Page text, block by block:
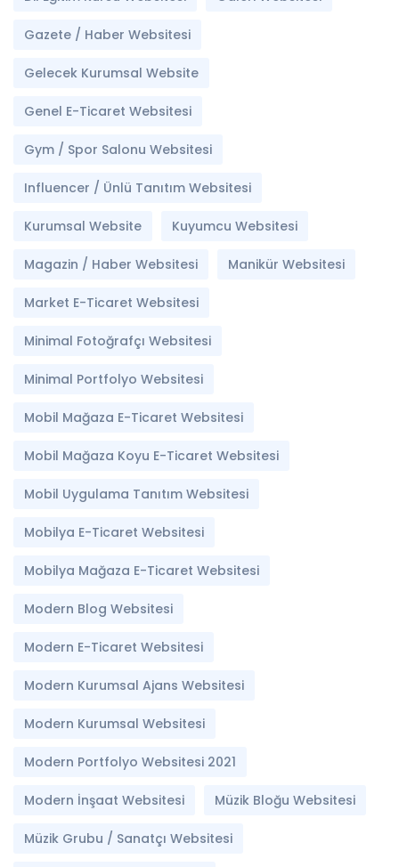
Gazete / Haber Websitesi
Gelecek Kurumsal Website
Genel E-Ticaret Websitesi
Gym / Spor Salonu Websitesi
Influencer / Ünlü Tanıtım Websitesi
Kurumsal Website Kuyumcu Websitesi
Magazin / Haber Websitesi Manikür Websitesi
Market E-Ticaret Websitesi
Minimal Fotoğrafçı Websitesi
Minimal Portfolyo Websitesi
Mobil Mağaza E-Ticaret Websitesi
Mobil Mağaza Koyu E-Ticaret Websitesi
Mobil Uygulama Tanıtım Websitesi
Mobilya E-Ticaret Websitesi
Mobilya Mağaza E-Ticaret Websitesi
Modern Blog Websitesi
Modern E-Ticaret Websitesi
Modern Kurumsal Ajans Websitesi
Modern Kurumsal Websitesi
Modern Portfolyo Websitesi 2021
Modern İnşaat Websitesi Müzik Bloğu Websitesi
Müzik Grubu / Sanatçı Websitesi